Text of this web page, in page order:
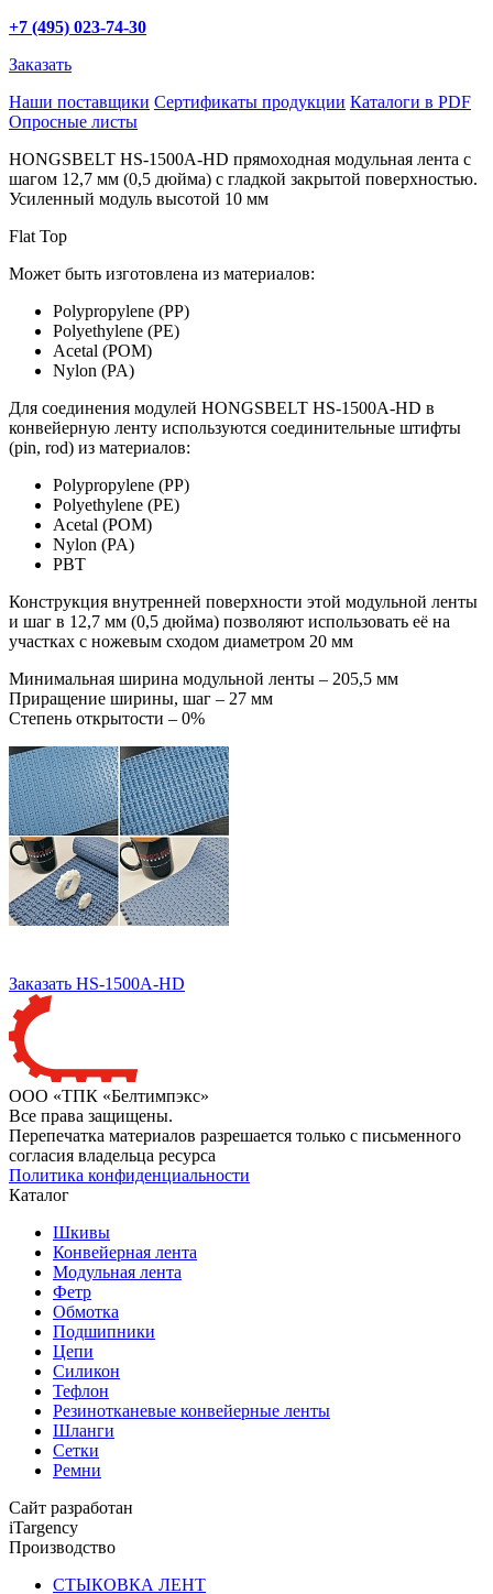
+7 (495) 023-74-30
Заказать
Наши поставщики Сертификаты продукции Каталоги в PDF
Опросные листы
HONGSBELT HS-1500A-HD прямоходная модульная лента с
шагом 12,7 мм (0,5 дюйма) с гладкой закрытой поверхностью.
Усиленный модуль высотой 10 мм
Flat Top
Может быть изготовлена из материалов:
Polypropylene (PP)
Polyethylene (PE)
Acetal (POM)
Nylon (PA)
Для соединения модулей HONGSBELT HS-1500A-HD в
конвейерную ленту используются соединительные штифты
(pin, rod) из материалов:
Polypropylene (PP)
Polyethylene (PE)
Acetal (POM)
Nylon (PA)
PBT
Конструкция внутренней поверхности этой модульной ленты
и шаг в 12,7 мм (0,5 дюйма) позволяют использовать её на
участках с ножевым сходом диаметром 20 мм
Минимальная ширина модульной ленты – 205,5 мм
Приращение ширины, шаг – 27 мм
Степень открытости – 0%
Заказать HS-1500A-HD
ООО «ТПК «Белтимпэкс»
Все права защищены.
Перепечатка материалов разрешается только с письменного
согласия владельца ресурса
Политика конфиденциальности
Каталог
Шкивы
Конвейерная лента
Модульная лента
Фетр
Обмотка
Подшипники
Цепи
Силикон
Тефлон
Резинотканевые конвейерные ленты
Шланги
Сетки
Ремни
Сайт разработан
iTargency
Производство
СТЫКОВКА ЛЕНТ